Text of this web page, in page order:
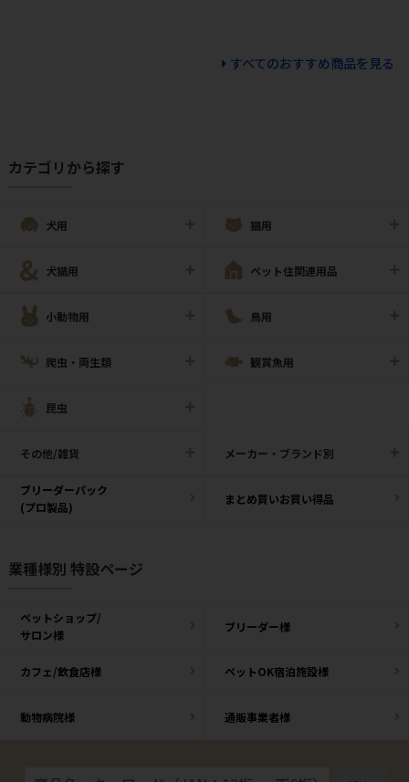
すべてのおすすめ商品を見る
カテゴリから探す
犬用 猫用
犬猫用 ペット住関連用品
小動物用 鳥用
爬虫・両生類 観賞魚用
昆虫
その他/雑貨 メーカー・ブランド別
ブリーダーパック
(プロ製品)
まとめ買いお買い得品
業種様別 特設ページ
ペットショップ/
サロン様
ブリーダー様
カフェ/飲食店様 ペットOK宿泊施設様
動物病院様 通販事業者様